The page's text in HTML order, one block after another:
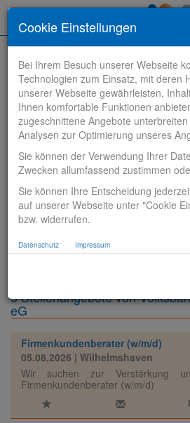
Stelle finden
Vertriebsbank
Sonstiges
5 Stellenangebote von
eG
Firmenkundenberater (w/m/d)
05.08.2026 | Wilhelmshaven
Wir suchen zur Verstärkung
Firmenkundenberater (w/m/d)
Cookie Einstellungen
Bei Ihrem Besuch unserer Webseite
Technologien zum Einsatz, mit deren
unserer Webseite gewährleisten,
Ihnen komfortable Funktionen
zugeschnittene Angebote
Analysen zur Optimierung unseres
Sie können der Verwendung Ihrer
Zwecken allumfassend zustimmen
Sie können Ihre Entscheidung
auf unserer Webseite unter "Cookie
bzw. widerrufen.
Datenschutz Impressum